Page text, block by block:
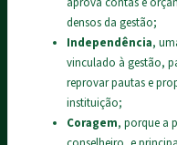
densos da gestão;
Independência,
vinculado à gestão,
reprovar pautas e
instituição;
Coragem, porque a